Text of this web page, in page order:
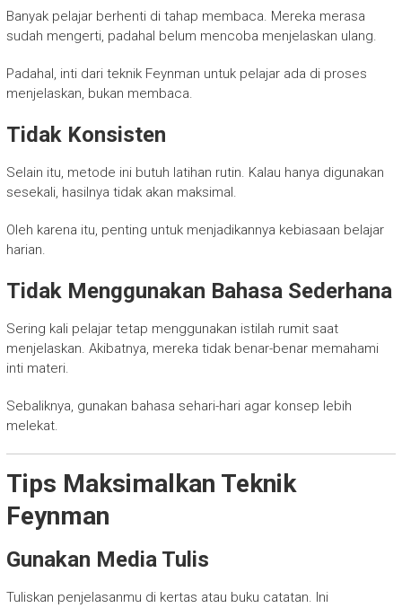
Banyak pelajar berhenti di tahap membaca. Mereka merasa
sudah mengerti, padahal belum mencoba menjelaskan ulang.
Padahal, inti dari teknik Feynman untuk pelajar ada di proses
menjelaskan, bukan membaca.
Tidak Konsisten
Selain itu, metode ini butuh latihan rutin. Kalau hanya digunakan
sesekali, hasilnya tidak akan maksimal.
Oleh karena itu, penting untuk menjadikannya kebiasaan belajar
harian.
Tidak Menggunakan Bahasa Sederhana
Sering kali pelajar tetap menggunakan istilah rumit saat
menjelaskan. Akibatnya, mereka tidak benar-benar memahami
inti materi.
Sebaliknya, gunakan bahasa sehari-hari agar konsep lebih
melekat.
Tips Maksimalkan Teknik
Feynman
Gunakan Media Tulis
Tuliskan penjelasanmu di kertas atau buku catatan. Ini